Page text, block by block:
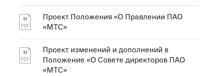
Проект Положения «О Правлении ПАО
«МТС»
Проект изменений и дополнений в
Положение «О Совете директоров ПАО
«МТС»